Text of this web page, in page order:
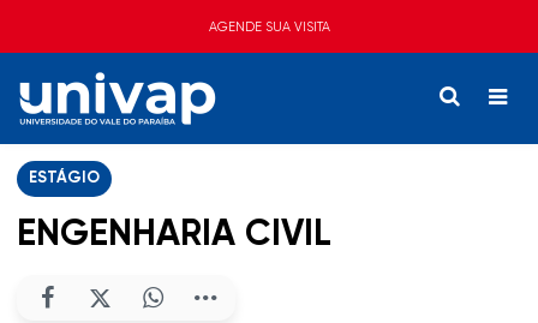
AGENDE SUA VISITA
ESTÁGIO
ENGENHARIA CIVIL